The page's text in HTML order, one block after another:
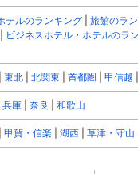
テルのランキング 旅館のラ
ビジネスホテル・ホテルのラ
東北 北関東 首都圏 甲信越
兵庫 奈良 和歌山
甲賀・信楽 湖西 草津・守山